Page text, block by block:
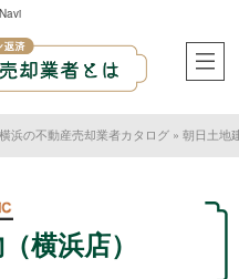
横浜の不動産売却業者カタログ » 朝日土地
横浜店）